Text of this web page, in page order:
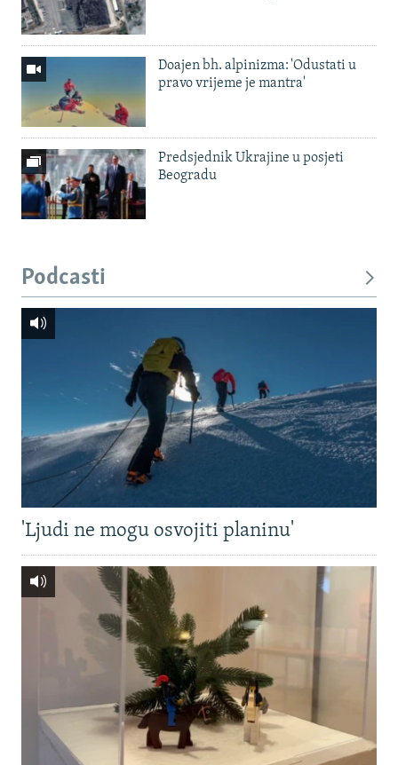
Doajen bh. alpinizma: 'Odustati u
pravo vrijeme je mantra'
Predsjednik Ukrajine u posjeti
Beogradu
Podcasti
'Ljudi ne mogu osvojiti planinu'